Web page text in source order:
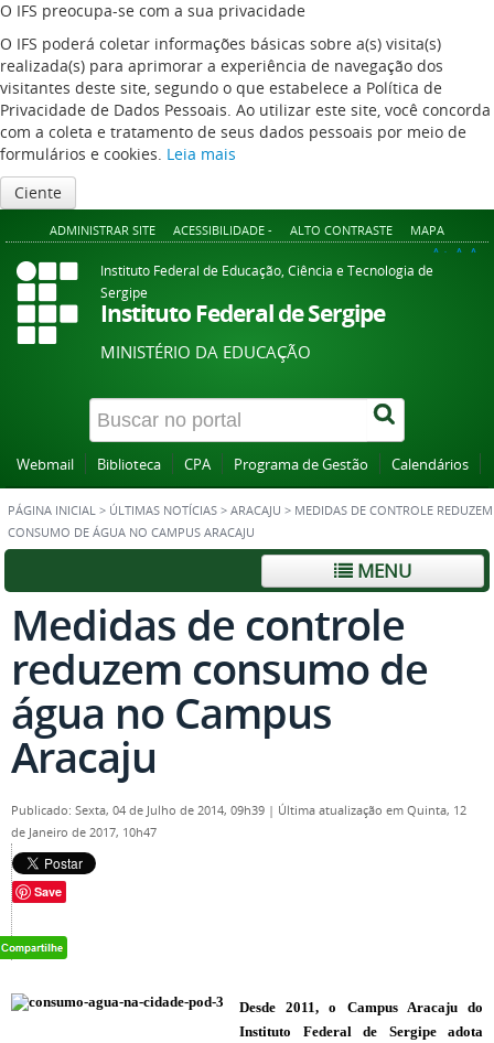
O IFS preocupa-se com a sua privacidade
O IFS poderá coletar informações básicas sobre a(s) visita(s)
realizada(s) para aprimorar a experiência de navegação dos
visitantes deste site, segundo o que estabelece a Política de
Privacidade de Dados Pessoais. Ao utilizar este site, você concorda
com a coleta e tratamento de seus dados pessoais por meio de
formulários e cookies. Leia mais
Ciente
ADMINISTRAR SITE ACESSIBILIDADE - ALTO CONTRASTE MAPA
A+ A A-
Instituto Federal de Educação, Ciência e Tecnologia de
Sergipe
Instituto Federal de Sergipe
MINISTÉRIO DA EDUCAÇÃO
Webmail Biblioteca CPA Programa de Gestão Calendários
PÁGINA INICIAL > ÚLTIMAS NOTÍCIAS > ARACAJU > MEDIDAS DE CONTROLE REDUZEM
CONSUMO DE ÁGUA NO CAMPUS ARACAJU
MENU
Medidas de controle
reduzem consumo de
água no Campus
Aracaju
Publicado: Sexta, 04 de Julho de 2014, 09h39 | Última atualização em Quinta, 12
de Janeiro de 2017, 10h47
Save
Desde 2011, o Campus Aracaju do
Instituto Federal de Sergipe adota